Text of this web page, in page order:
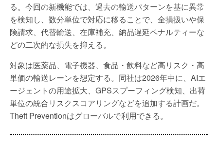
る。今回の新機能では、過去の輸送パターンを基に異常
を検知し、数分単位で対応に移ることで、全損扱いや保
険請求、代替輸送、在庫補充、納品遅延ペナルティーな
どの二次的な損失を抑える。
対象は医薬品、電子機器、食品・飲料など高リスク・高
単価の輸送レーンを想定する。同社は2026年中に、AIエ
ージェントの用途拡大、GPSスプーフィング検知、出荷
単位の統合リスクスコアリングなどを追加する計画だ。
Theft Preventionはグローバルで利用できる。